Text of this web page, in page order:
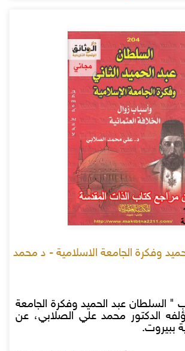
وفكرة الجامعة الاسلامية - د محمد
" السلطان عبد الحميد وفكرة الجامعة
الدكتور محمد علي الصلابي، عن
ببيروت.